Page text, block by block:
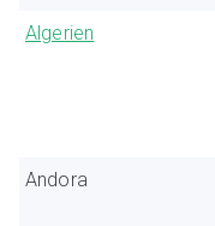
Algerien
Andora